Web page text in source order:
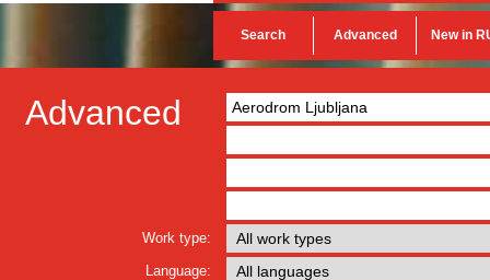
Search Advanced New in
Advanced
Work type:
Language: